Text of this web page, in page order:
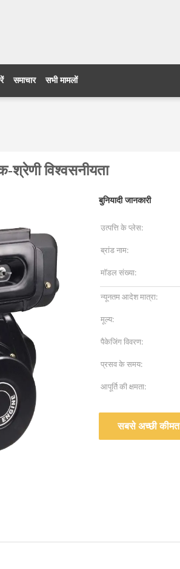
समाचार सभी मामलों
विश्वसनीयता
बुनियादी जानकारी
उत्पत्ति के प्लेस:
ब्रांड नाम:
मॉडल संख्या:
न्यूनतम आदेश मात्रा:
मूल्य:
पैकेजिंग विवरण:
प्रसव के समय:
आपूर्ति की क्षमता:
सबसे अच्छी कीमत